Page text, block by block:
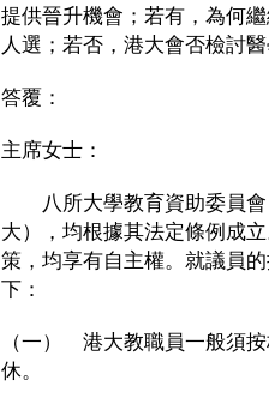
提供晉升機會；若有，為何
人選；若否，港大會否檢討
答覆：
主席女士：
八所大學教育資助委員會
大），均根據其法定條例成
策，均享有自主權。就議員
下：
（一） 港大教職員一般須
休。